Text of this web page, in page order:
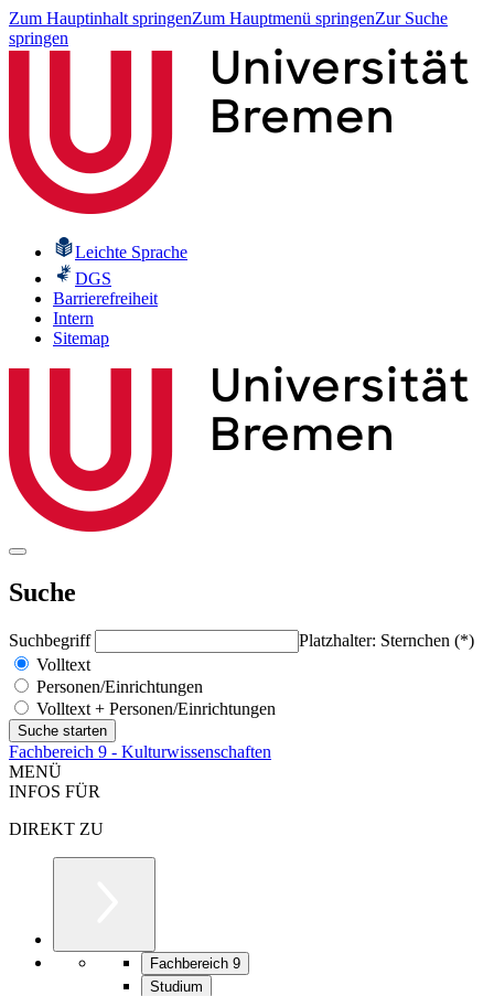
Zum Hauptinhalt springenZum Hauptmenü springenZur Suche
springen
Leichte Sprache
DGS
Barrierefreiheit
Intern
Sitemap
Suche
Suchbegriff
Platzhalter: Sternchen (*)
Volltext
Personen/Einrichtungen
Volltext + Personen/Einrichtungen
Fachbereich 9 - Kulturwissenschaften
MENÜ
INFOS FÜR
DIREKT ZU
Fachbereich 9
Studium